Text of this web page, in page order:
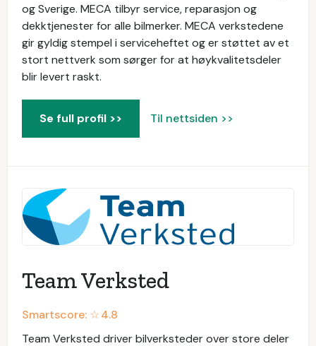
og Sverige. MECA tilbyr service, reparasjon og
dekktjenester for alle bilmerker. MECA verkstedene
gir gyldig stempel i serviceheftet og er støttet av et
stort nettverk som sørger for at høykvalitetsdeler
blir levert raskt.
Se full profil >> Til nettsiden >>
Team Verksted
Smartscore: ☆4.8
Team Verksted driver bilverksteder over store deler